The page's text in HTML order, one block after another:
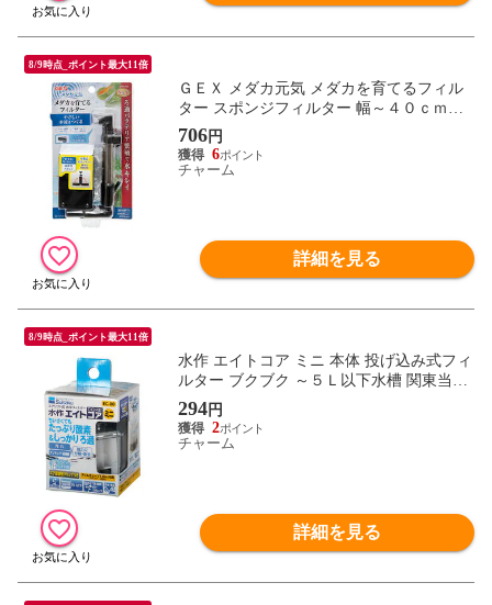
8/9時点_ポイント最大11倍
ＧＥＸ メダカ元気 メダカを育てるフィル
ター スポンジフィルター 幅～４０ｃｍ、
水深１５～ｃｍ水槽 関東当日便
706円
6
チャーム
詳細を見る
8/9時点_ポイント最大11倍
水作 エイトコア ミニ 本体 投げ込み式フィ
ルター ブクブク ～５Ｌ以下水槽 関東当日
便
294円
2
チャーム
詳細を見る